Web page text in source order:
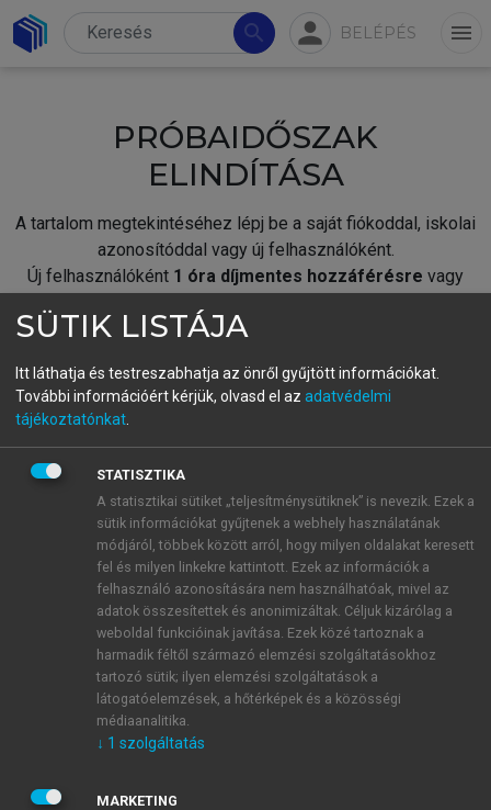
search person BELÉPÉS menu
PRÓBAIDŐSZAK
ELINDÍTÁSA
A tartalom megtekintéséhez lépj be a saját fiókoddal, iskolai
azonosítóddal vagy új felhasználóként.
Új felhasználóként 1 óra díjmentes hozzáférésre vagy
fiókoddal,vagy hozz létre új fiókot.
A regisztráció után apróbaidőszakautomatikusan
BELÉPÉS SAJÁT FIÓKKAL
ÚJ FIÓK LÉTREHOZÁSA
1 óra díjmentes hozzáférés
E-MAIL-CÍM
JELSZÓ
SÜTIK LISTÁJA
Itt láthatja és testreszabhatja az önről gyűjtött információkat.
További információért kérjük, olvasd el az adatvédelmi
tájékoztatónkat
STATISZTIKA
A statisztikai sütiket „teljesítménysütiknek” is nevezik. Ezek a
sütik információkat gyűjtenek a webhely használatának
módjáról, többek között arról, hogy milyen oldalakat keresett
fel és milyen linkekre kattintott. Ezek az információk a
felhasználó azonosítására nem használhatóak, mivel az
adatok összesítettek és anonimizáltak. Céljuk kizárólag a
weboldal funkcióinak javítása. Ezek közé tartoznak a
harmadik féltől származó elemzési szolgáltatásokhoz
tartozó sütik; ilyen elemzési szolgáltatások a
látogatóelemzések, a hőtérképek és a közösségi
médiaanalitika.
↓ 1 szolgáltatás
MARKETING